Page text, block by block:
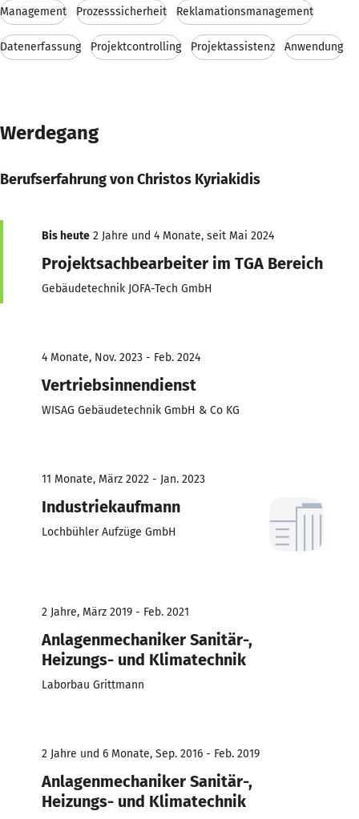
Management Prozesssicherheit Reklamationsmanagement
Datenerfassung Projektcontrolling Projektassistenz Anwendung
Werdegang
Berufserfahrung von Christos Kyriakidis
Bis heute 2 Jahre und 4 Monate, seit Mai 2024
Projektsachbearbeiter im TGA Bereich
Gebäudetechnik JOFA-Tech GmbH
4 Monate, Nov. 2023 - Feb. 2024
Vertriebsinnendienst
WISAG Gebäudetechnik GmbH & Co KG
11 Monate, März 2022 - Jan. 2023
Industriekaufmann
Lochbühler Aufzüge GmbH
2 Jahre, März 2019 - Feb. 2021
Anlagenmechaniker Sanitär-,
Heizungs- und Klimatechnik
Laborbau Grittmann
2 Jahre und 6 Monate, Sep. 2016 - Feb. 2019
Anlagenmechaniker Sanitär-,
Heizungs- und Klimatechnik